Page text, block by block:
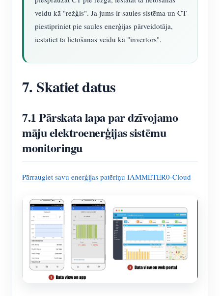
veidu kā "režģis". Ja jums ir saules sistēma un CT
piestipriniet pie saules enerģijas pārveidotāja,
iestatiet tā lietošanas veidu kā "invertors".
7. Skatiet datus
7.1 Pārskata lapa par dzīvojamo
māju elektroenerģijas sistēmu
monitoringu
Pārraugiet savu enerģijas patēriņu IAMMETER0-Cloud